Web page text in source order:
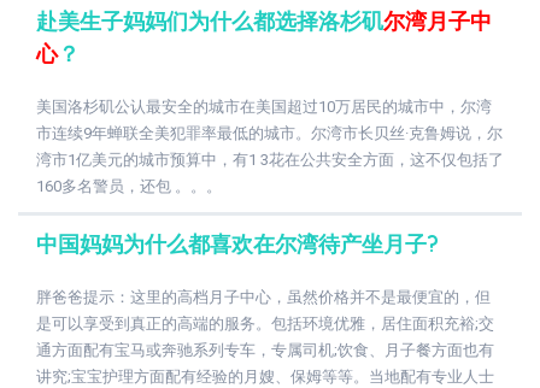
赴美生子妈妈们为什么都选择洛杉矶尔湾月子中
心？
美国洛杉矶公认最安全的城市在美国超过10万居民的城市中，尔湾
市连续9年蝉联全美犯罪率最低的城市。尔湾市长贝丝·克鲁姆说，尔
湾市1亿美元的城市预算中，有1 3花在公共安全方面，这不仅包括了
160多名警员，还包 。。。
中国妈妈为什么都喜欢在尔湾待产坐月子?
胖爸爸提示：这里的高档月子中心，虽然价格并不是最便宜的，但
是可以享受到真正的高端的服务。包括环境优雅，居住面积充裕;交
通方面配有宝马或奔驰系列专车，专属司机;饮食、月子餐方面也有
讲究;宝宝护理方面配有经验的月嫂、保姆等等。当地配有专业人士